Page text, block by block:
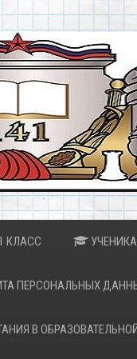
КЛАСС
ПЕРСОНАЛЬНЫХ
В